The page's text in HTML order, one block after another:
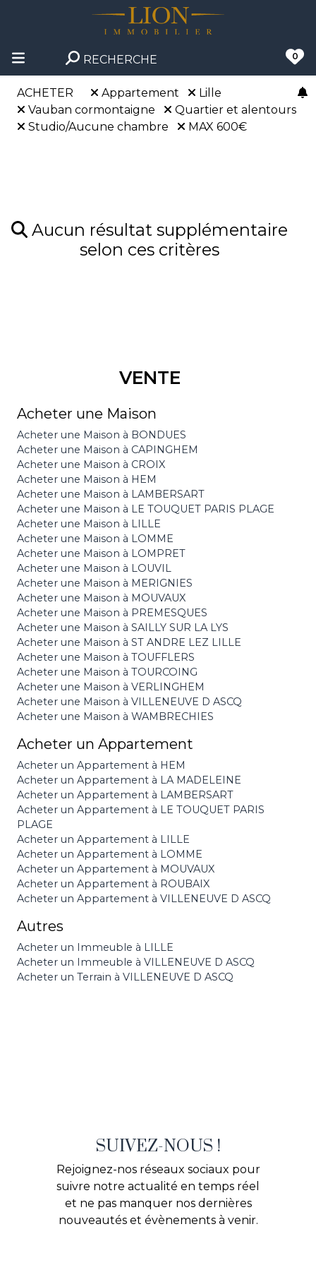
RECHERCHE 0
ACHETER Appartement
Lille
Vauban cormontaigne
Quartier et alentours
Studio/Aucune chambre
MAX 600€
Aucun résultat supplémentaire
selon ces critères
VENTE
Acheter une Maison
Acheter une Maison à BONDUES
Acheter une Maison à CAPINGHEM
Acheter une Maison à CROIX
Acheter une Maison à HEM
Acheter une Maison à LAMBERSART
Acheter une Maison à LE TOUQUET PARIS PLAGE
Acheter une Maison à LILLE
Acheter une Maison à LOMME
Acheter une Maison à LOMPRET
Acheter une Maison à LOUVIL
Acheter une Maison à MERIGNIES
Acheter une Maison à MOUVAUX
Acheter une Maison à PREMESQUES
Acheter une Maison à SAILLY SUR LA LYS
Acheter une Maison à ST ANDRE LEZ LILLE
Acheter une Maison à TOUFFLERS
Acheter une Maison à TOURCOING
Acheter une Maison à VERLINGHEM
Acheter une Maison à VILLENEUVE D ASCQ
Acheter une Maison à WAMBRECHIES
Acheter un Appartement
Acheter un Appartement à HEM
Acheter un Appartement à LA MADELEINE
Acheter un Appartement à LAMBERSART
Acheter un Appartement à LE TOUQUET PARIS
PLAGE
Acheter un Appartement à LILLE
Acheter un Appartement à LOMME
Acheter un Appartement à MOUVAUX
Acheter un Appartement à ROUBAIX
Acheter un Appartement à VILLENEUVE D ASCQ
Autres
Acheter un Immeuble à LILLE
Acheter un Immeuble à VILLENEUVE D ASCQ
Acheter un Terrain à VILLENEUVE D ASCQ
SUIVEZ-NOUS !
Rejoignez-nos réseaux sociaux pour
suivre notre actualité en temps réel
et ne pas manquer nos dernières
nouveautés et évènements à venir.